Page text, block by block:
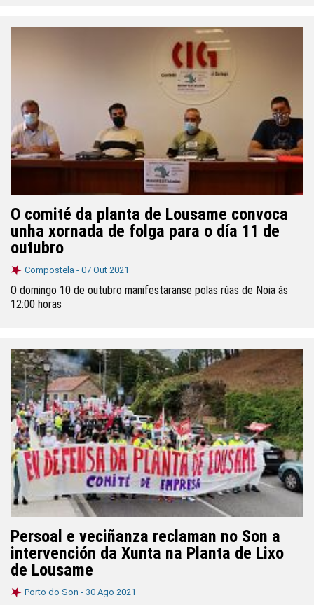
O comité da planta de Lousame convoca
unha xornada de folga para o día 11 de
outubro
Compostela - 07 Out 2021
O domingo 10 de outubro manifestaranse polas rúas de Noia ás
12:00 horas
Persoal e veciñanza reclaman no Son a
intervención da Xunta na Planta de Lixo
de Lousame
Porto do Son - 30 Ago 2021